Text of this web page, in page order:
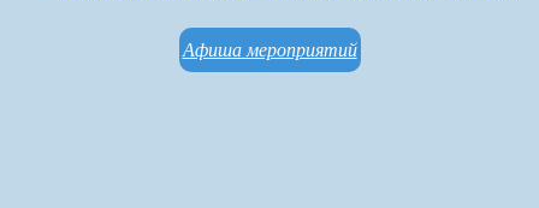
Афиша мероприятий